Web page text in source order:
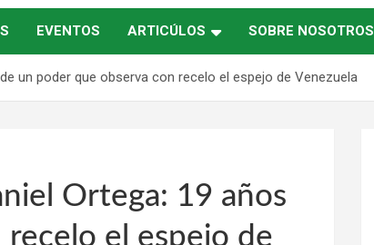
EVENTOS ARTICÚLOS SOBRE NOSOTROS
un poder que observa con recelo el espejo de Venezuela
Ortega: 19 años
el espejo de